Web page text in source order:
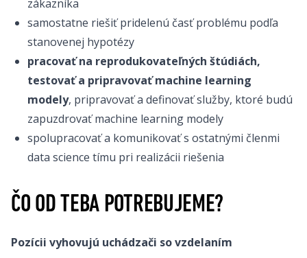
zákazníka
samostatne riešiť pridelenú časť problému podľa
stanovenej hypotézy
pracovať na reprodukovateľných štúdiách,
testovať a pripravovať machine learning
modely, pripravovať a definovať služby, ktoré budú
zapuzdrovať machine learning modely
spolupracovať a komunikovať s ostatnými členmi
data science tímu pri realizácii riešenia
ČO OD TEBA POTREBUJEME?
Pozícii vyhovujú uchádzači so vzdelaním